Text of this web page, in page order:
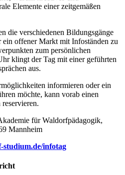
Elemente einer zeitgemäßen
die verschiedenen Bildungsgänge
offener Markt mit Infoständen zu
zum persönlichen
klingt der Tag mit einer geführten
aus.
informieren oder ein
möchte, kann vorab einen
für Waldorfpädagogik,
Mannheim
infotag